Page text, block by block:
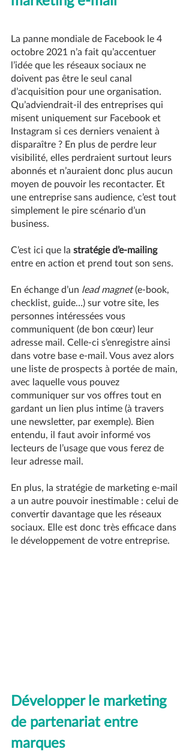
La panne mondiale de Facebook le 4
octobre 2021 n’a fait qu’accentuer
l’idée que les réseaux sociaux ne
doivent pas être le seul canal
d’acquisition pour une organisation.
Qu’adviendrait-il des entreprises qui
misent uniquement sur Facebook et
Instagram si ces derniers venaient à
disparaître ? En plus de perdre leur
visibilité, elles perdraient surtout leurs
abonnés et n’auraient donc plus aucun
moyen de pouvoir les recontacter. Et
une entreprise sans audience, c’est tout
simplement le pire scénario d’un
business.
C’est ici que la stratégie d’e-mailing
entre en action et prend tout son sens.
En échange d’un lead magnet (e-book,
checklist, guide…) sur votre site, les
personnes intéressées vous
communiquent (de bon cœur) leur
adresse mail. Celle-ci s’enregistre ainsi
dans votre base e-mail. Vous avez alors
une liste de prospects à portée de main,
avec laquelle vous pouvez
communiquer sur vos offres tout en
gardant un lien plus intime (à travers
une newsletter, par exemple). Bien
entendu, il faut avoir informé vos
lecteurs de l’usage que vous ferez de
leur adresse mail.
En plus, la stratégie de marketing e-mail
a un autre pouvoir inestimable : celui de
convertir davantage que les réseaux
sociaux. Elle est donc très efficace dans
le développement de votre entreprise.
Développer le marketing
de partenariat entre
marques